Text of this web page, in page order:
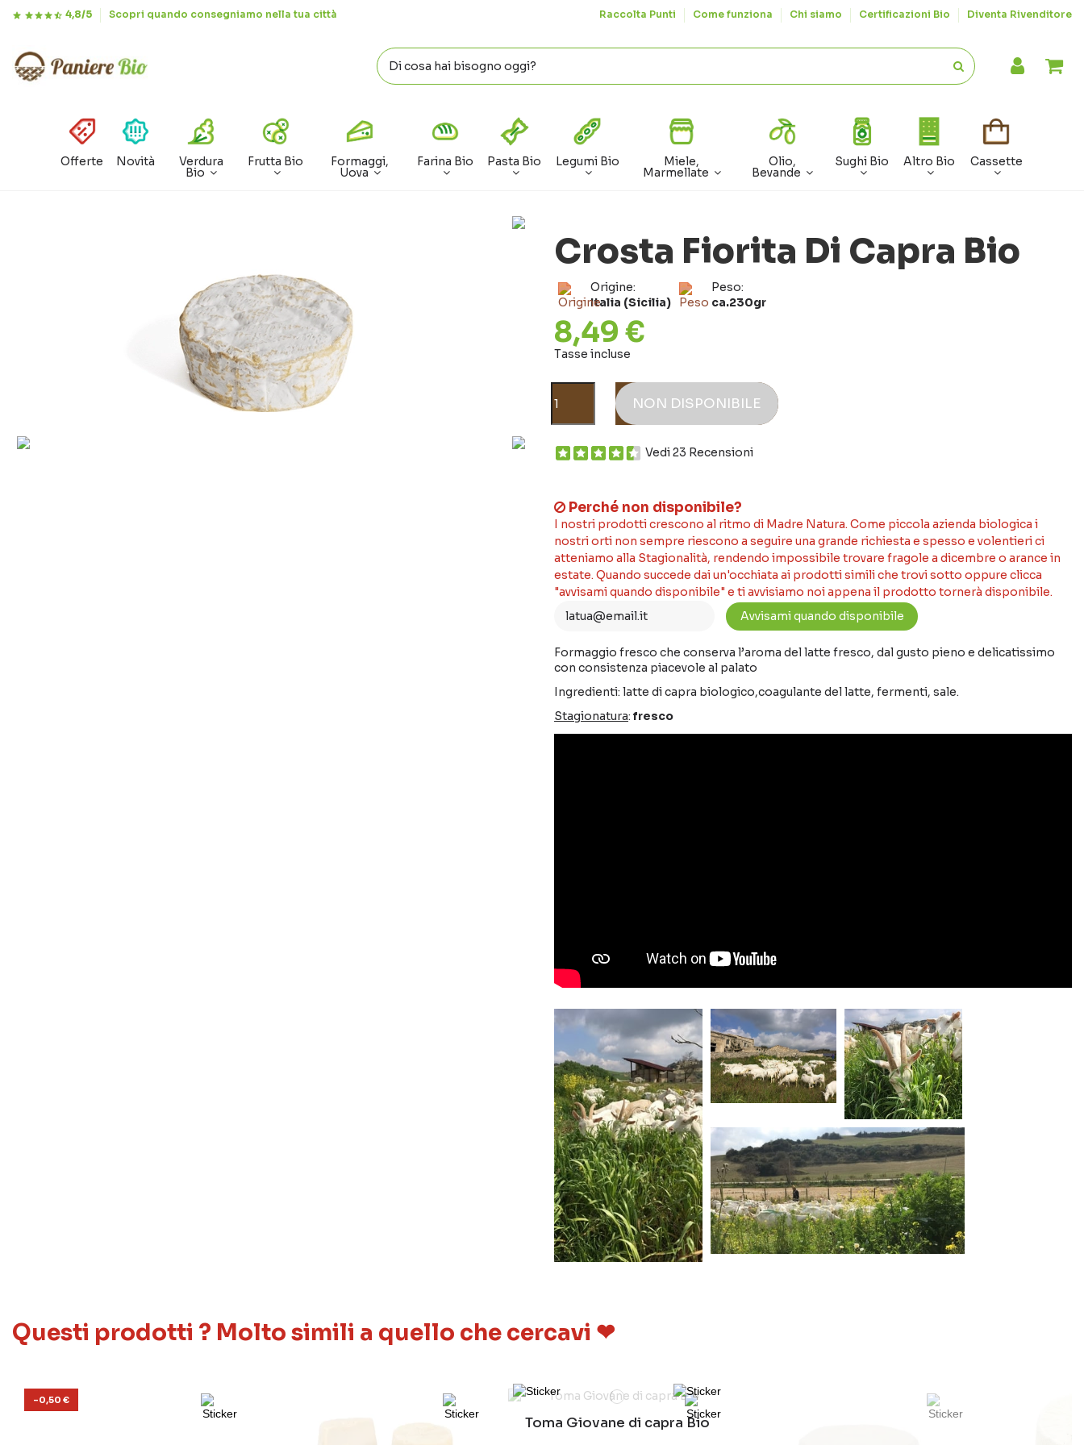
4,8/5 Scopri quando consegniamo nella tua città Raccolta Punti Come funziona Chi siamo Certificazioni Bio Diventa Rivenditore
Offerte Novità Verdura
Bio
Frutta Bio Formaggi,
Uova
Farina Bio Pasta Bio Legumi Bio Miele,
Marmellate
Olio,
Bevande
Sughi Bio Altro Bio Cassette
Crosta Fiorita Di Capra Bio
Origine:
Italia (Sicilia)
Peso:
ca.230gr
8,49 €
Tasse incluse
NON DISPONIBILE
Vedi 23 Recensioni
Perché non disponibile?
I nostri prodotti crescono al ritmo di Madre Natura. Come piccola azienda biologica i
nostri orti non sempre riescono a seguire una grande richiesta e spesso e volentieri ci
atteniamo alla Stagionalità, rendendo impossibile trovare fragole a dicembre o arance in
estate. Quando succede dai un'occhiata ai prodotti simili che trovi sotto oppure clicca
"avvisami quando disponibile" e ti avvisiamo noi appena il prodotto tornerà disponibile.
Formaggio fresco che conserva l’aroma del latte fresco, dal gusto pieno e delicatissimo
con consistenza piacevole al palato
Ingredienti: latte di capra biologico,coagulante del latte, fermenti, sale.
Stagionatura: fresco
Questi prodotti ? Molto simili a quello che cercavi ❤
-0,50 €
Toma Giovane di capra Bio